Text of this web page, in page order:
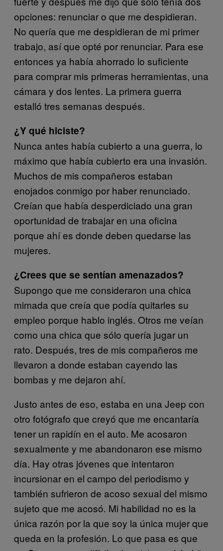
opciones: renunciar o que me despidieran.
No quería que me despidieran de mi primer
trabajo, así que opté por renunciar. Para ese
entonces ya había ahorrado lo suficiente
para comprar mis primeras herramientas, una
cámara y dos lentes. La primera guerra
estalló tres semanas después.
¿Y qué hiciste?
Nunca antes había cubierto a una guerra, lo
máximo que había cubierto era una invasión.
Muchos de mis compañeros estaban
enojados conmigo por haber renunciado.
Creían que había desperdiciado una gran
oportunidad de trabajar en una oficina
porque ahí es donde deben quedarse las
mujeres.
¿Crees que se sentían amenazados?
Supongo que me consideraron una chica
mimada que creía que podía quitarles su
empleo porque hablo inglés. Otros me veían
como una chica que sólo quería jugar un
rato. Después, tres de mis compañeros me
llevaron a donde estaban cayendo las
bombas y me dejaron ahí.
Justo antes de eso, estaba en una Jeep con
otro fotógrafo que creyó que me encantaría
tener un rapidín en el auto. Me acosaron
sexualmente y me abandonaron ese mismo
día. Hay otras jóvenes que intentaron
incursionar en el campo del periodismo y
también sufrieron de acoso sexual del mismo
sujeto que me acosó. Mi habilidad no es la
única razón por la que soy la única mujer que
queda en la profesión. Lo que pasa es que